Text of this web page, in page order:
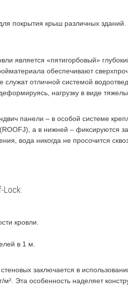
покрытия крыш различных
является «пятигорбовый»
обеспечивают
отличной системой
нагрузку в виде
панели – в особой системе
а в нижней – фиксируются
вода никогда не просочится
Lock:
кровли.
в 1 м.
заключается в
м². Эта особенность наделяет